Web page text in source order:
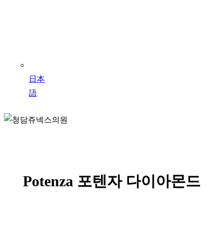
日本
語
Potenza 포텐자 다이아몬드